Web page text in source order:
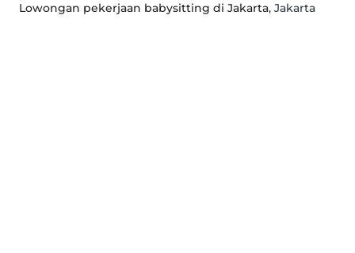
Lowongan pekerjaan babysitting di Jakarta, Jakarta